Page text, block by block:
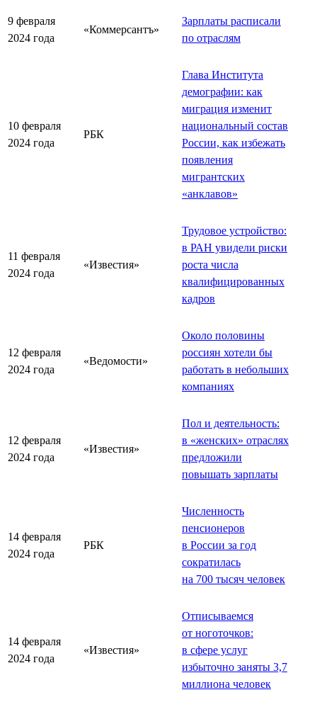
9 февраля
2024 года
«Коммерсантъ»
Зарплаты расписали
по отраслям
10 февраля
2024 года
РБК
Глава Института
демографии: как
миграция изменит
национальный состав
России, как избежать
появления
мигрантских
«анклавов»
11 февраля
2024 года
«Известия»
Трудовое устройство:
в РАН увидели риски
роста числа
квалифицированных
кадров
12 февраля
2024 года
«Ведомости»
Около половины
россиян хотели бы
работать в небольших
компаниях
12 февраля
2024 года
«Известия»
Пол и деятельность:
в «женских» отраслях
предложили
повышать зарплаты
14 февраля
2024 года
РБК
Численность
пенсионеров
в России за год
сократилась
на 700 тысяч человек
14 февраля
2024 года
«Известия»
Отписываемся
от ноготочков:
в сфере услуг
избыточно заняты 3,7
миллиона человек